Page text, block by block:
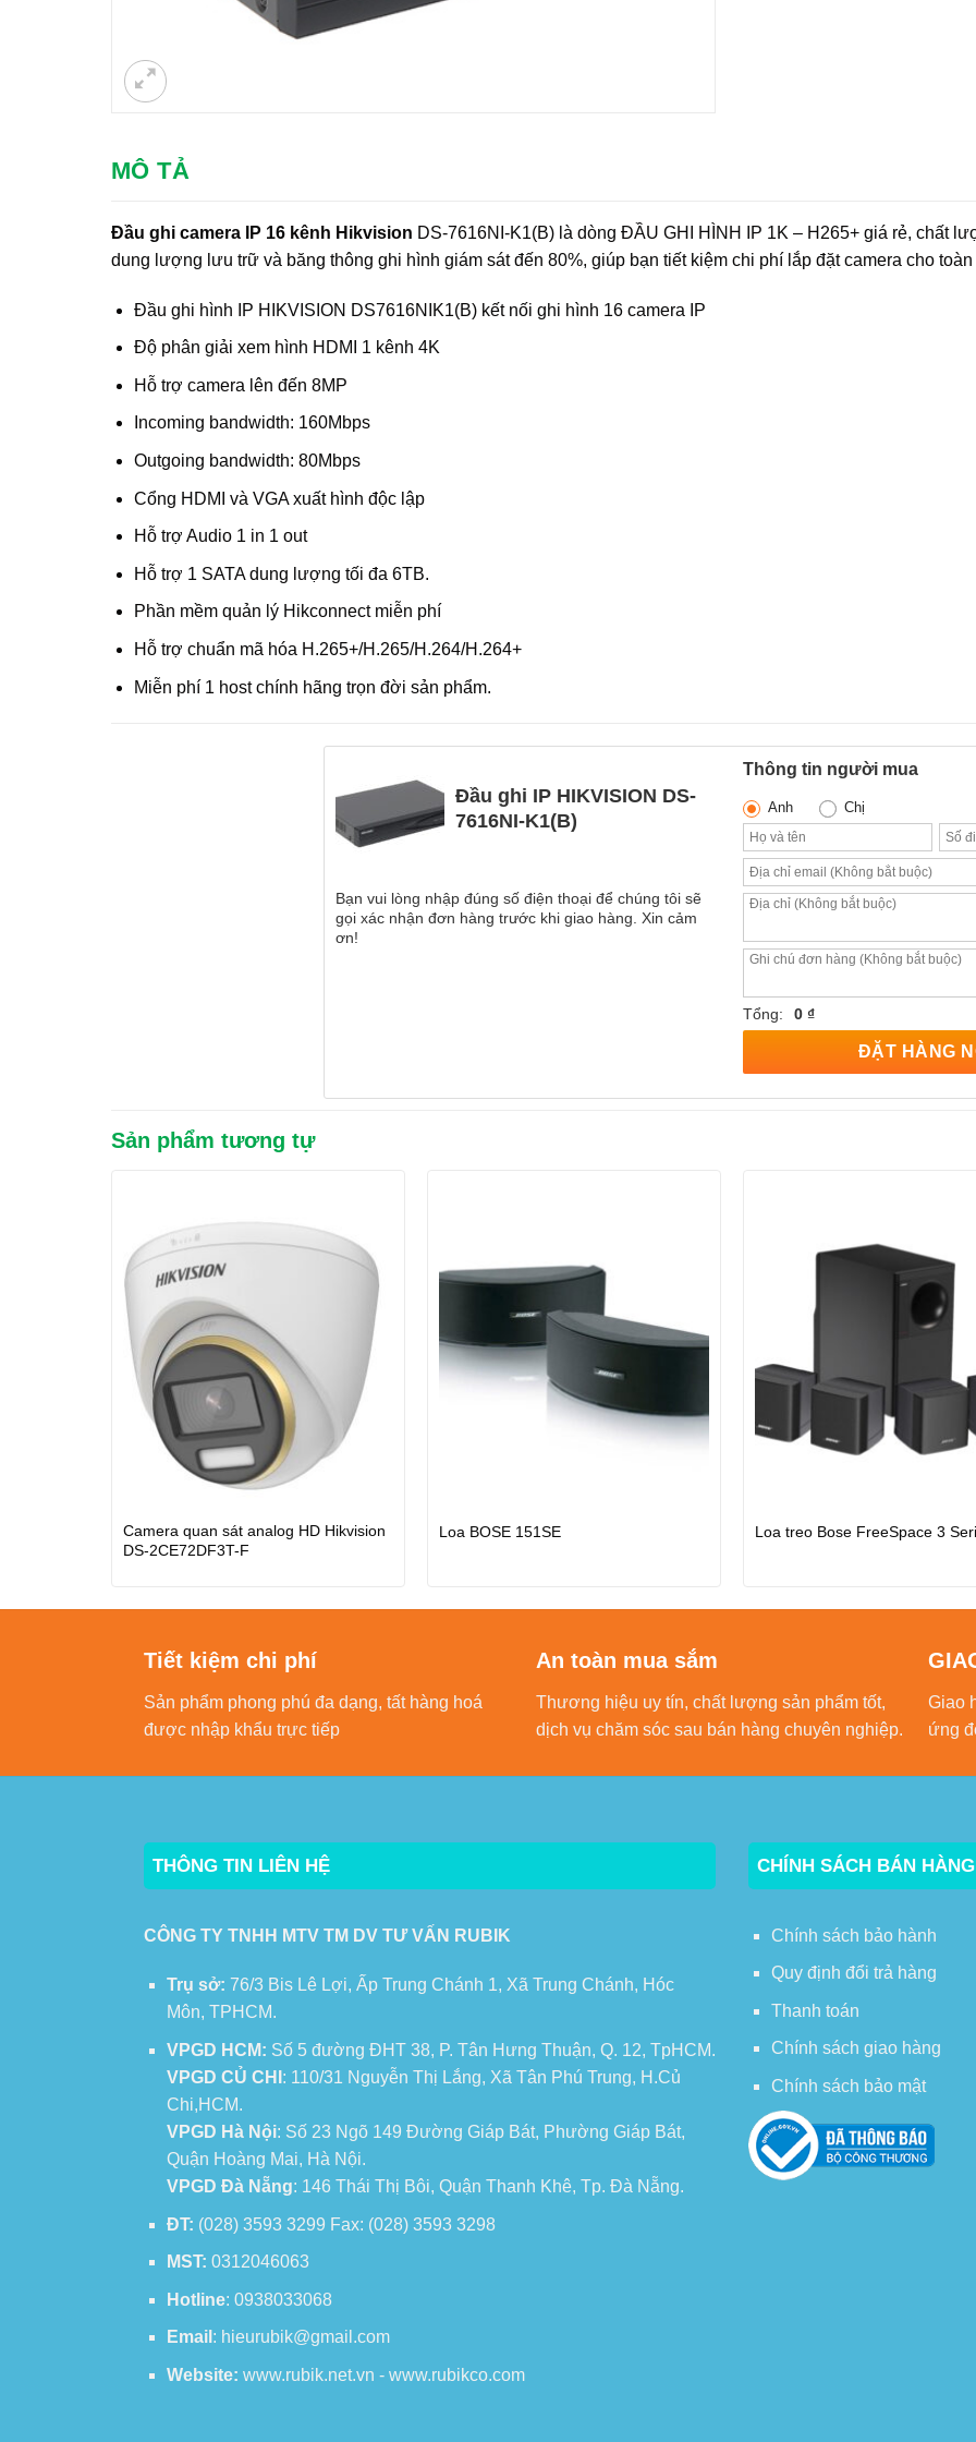
MÔ TẢ
Đầu ghi camera IP 16 kênh Hikvision DS-7616NI-K1(B) là dòng ĐẦU GHI HÌNH IP 1K – H265+ giá rẻ, chất
dung lượng lưu trữ và băng thông ghi hình giám sát đến 80%, giúp bạn tiết kiệm chi phí lắp đặt camera cho toàn
Đầu ghi hình IP HIKVISION DS7616NIK1(B) kết nối ghi hình 16 camera IP
Độ phân giải xem hình HDMI 1 kênh 4K
Hỗ trợ camera lên đến 8MP
Incoming bandwidth: 160Mbps
Outgoing bandwidth: 80Mbps
Cổng HDMI và VGA xuất hình độc lập
Hỗ trợ Audio 1 in 1 out
Hỗ trợ 1 SATA dung lượng tối đa 6TB.
Phần mềm quản lý Hikconnect miễn phí
Hỗ trợ chuẩn mã hóa H.265+/H.265/H.264/H.264+
Miễn phí 1 host chính hãng trọn đời sản phẩm.
Đầu ghi IP HIKVISION DS-
7616NI-K1(B)
Bạn vui lòng nhập đúng số điện thoại để chúng tôi sẽ
gọi xác nhận đơn hàng trước khi giao hàng. Xin cảm
ơn!
Thông tin người mua
Anh Chị
Tổng: 0 ₫
ĐẶT HÀNG
Sản phẩm tương tự
Camera quan sát analog HD Hikvision
DS-2CE72DF3T-F
Loa BOSE 151SE Loa treo Bose FreeSpace 3
Tiết kiệm chi phí
Sản phẩm phong phú đa dạng, tất hàng hoá
được nhập khẩu trực tiếp
An toàn mua sắm
Thương hiệu uy tín, chất lượng sản phẩm tốt,
dịch vụ chăm sóc sau bán hàng chuyên nghiệp.
Giao
ứng
THÔNG TIN LIÊN HỆ
CÔNG TY TNHH MTV TM DV TƯ VẤN RUBIK
Trụ sở: 76/3 Bis Lê Lợi, Ấp Trung Chánh 1, Xã Trung Chánh, Hóc
Môn, TPHCM.
VPGD HCM: Số 5 đường ĐHT 38, P. Tân Hưng Thuận, Q. 12, TpHCM.
VPGD CỦ CHI : 110/31 Nguyễn Thị Lắng, Xã Tân Phú Trung, H.Củ
Chi,HCM.
VPGD Hà Nội: Số 23 Ngõ 149 Đường Giáp Bát, Phường Giáp Bát,
Quận Hoàng Mai, Hà Nội.
VPGD Đà Nẵng: 146 Thái Thị Bôi, Quận Thanh Khê, Tp. Đà Nẵng.
ĐT: (028) 3593 3299 Fax: (028) 3593 3298
MST: 0312046063
Hotline: 0938033068
Email : hieurubik@gmail.com
Website: www.rubik.net.vn - www.rubikco.com
CHÍNH SÁCH BÁN HÀNG
Chính sách bảo hành
Quy định đổi trả hàng
Thanh toán
Chính sách giao hàng
Chính sách bảo mật